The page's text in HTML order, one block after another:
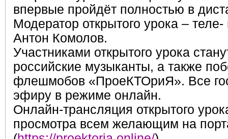
впервые пройдёт полностью в
Модератор открытого урока –
Антон Комолов.
Участниками открытого урока
российские музыканты, а также
флешмобов «ПроеКТОриЯ». Все
эфиру в режиме онлайн.
Онлайн-трансляция открытого
просмотра всем желающим на